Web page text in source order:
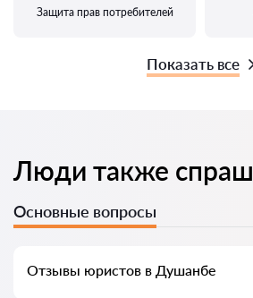
Защита прав потребителей
Показать все
Люди также
Основные вопросы
Отзывы юристов в Душанбе